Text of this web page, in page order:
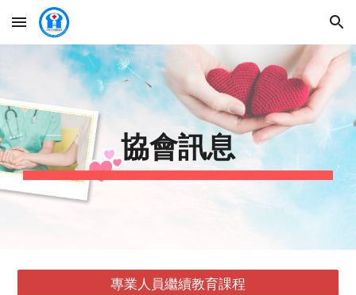
Skip to main content Skip to navigation
協會訊息
專業人員繼續教育課程